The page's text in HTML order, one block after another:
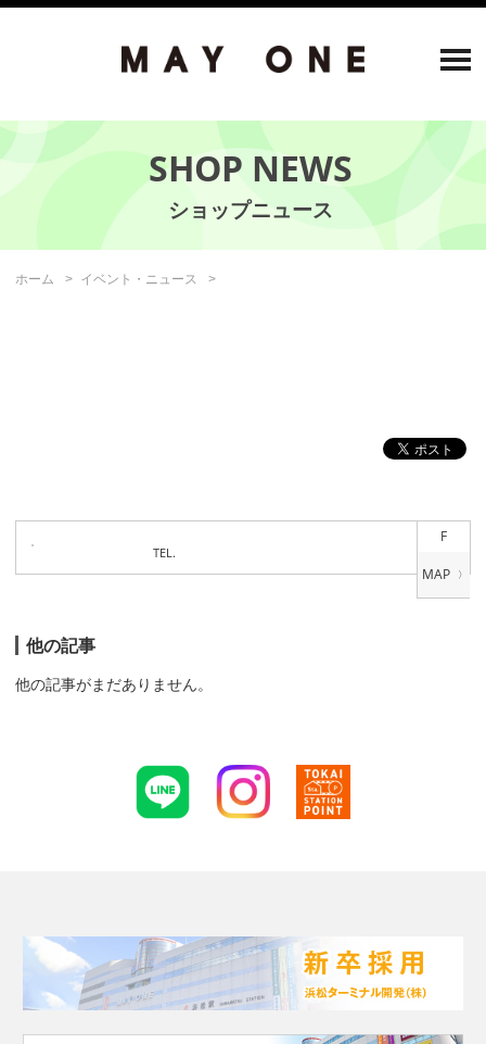
SHOP NEWS
ホーム イベント・ニュース
F
TEL.
他の記事
他の記事がまだありません。